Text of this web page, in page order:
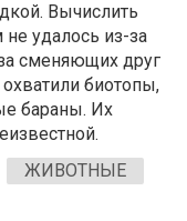
Вычислить
удалось из-за
сменяющих друг
биотопы,
бараны. Их
ЖИВОТНЫЕ